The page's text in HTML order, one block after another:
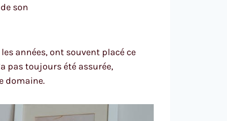
son
années, ont souvent placé ce
pas toujours été assurée,
domaine.